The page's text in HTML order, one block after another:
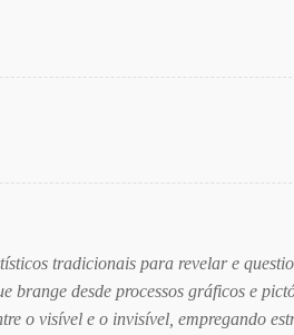
tradicionais para revelar e
desde processos gráficos e
o visível e o invisível, empregando